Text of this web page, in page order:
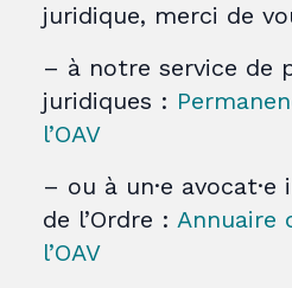
juridique, merci de
– à notre service de
juridiques :
l’OAV
– ou à un·e avocat·e
de l’Ordre : Annuaire
l’OAV